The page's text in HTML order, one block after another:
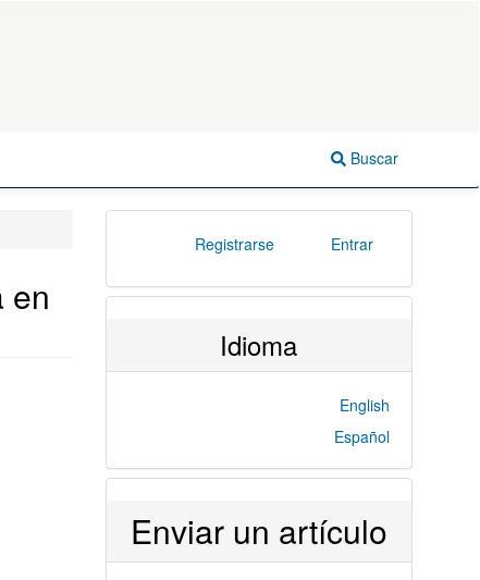
Buscar
en
Registrarse Entrar
Idioma
English
Español
Enviar un artículo